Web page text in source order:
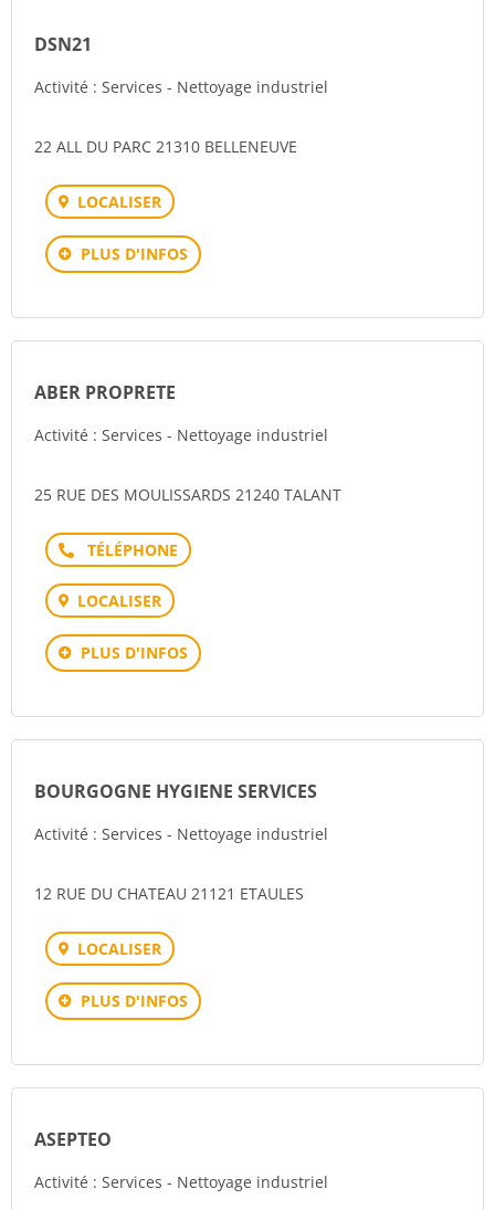
DSN21
Activité : Services - Nettoyage industriel
22 ALL DU PARC 21310 BELLENEUVE
LOCALISER
PLUS D'INFOS
ABER PROPRETE
Activité : Services - Nettoyage industriel
25 RUE DES MOULISSARDS 21240 TALANT
Téléphone
LOCALISER
PLUS D'INFOS
BOURGOGNE HYGIENE SERVICES
Activité : Services - Nettoyage industriel
12 RUE DU CHATEAU 21121 ETAULES
LOCALISER
PLUS D'INFOS
ASEPTEO
Activité : Services - Nettoyage industriel